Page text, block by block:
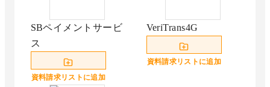
SBペイメントサービ
ス
資料請求リストに追加
VeriTrans4G
資料請求リストに追加